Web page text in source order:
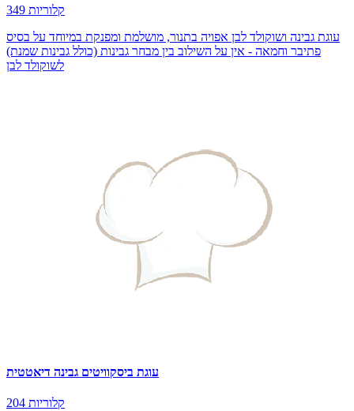
349 קלוריות
עוגת גבינה ושוקולד לבן אפויה בתנור, מושלמת ומפנקת במיוחד על בסיס
פתיבר וחמאה - אין על השילוב בין מבחר גבינות (כולל גבינות שמנת)
לשוקולד לבן
עוגת ביסקוויטים גבינה דיאטטית
204 קלוריות